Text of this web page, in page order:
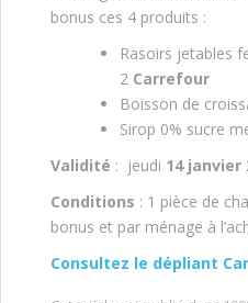
bonus ces 4 produits :
Rasoirs jetables
2 Carrefour
Boisson de
Sirop 0% sucre
Validité : jeudi 14 janvier
Conditions : 1 pièce de
bonus et par ménage à
Consultez le dépliant